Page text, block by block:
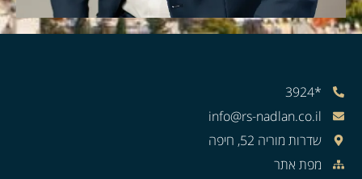
*3924
info@rs-nadlan.co.il
שדרות מוריה 52, חיפה
מפת אתר